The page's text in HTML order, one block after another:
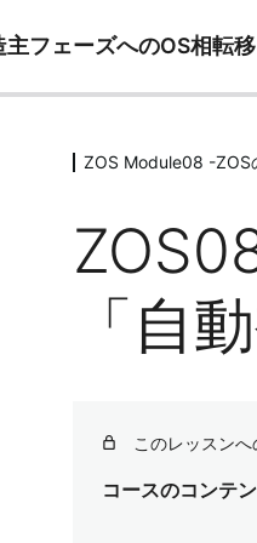
フェーズへのOS相転
ZOS Module08 -ZOS
「自
このレッスン
コースのコンテ